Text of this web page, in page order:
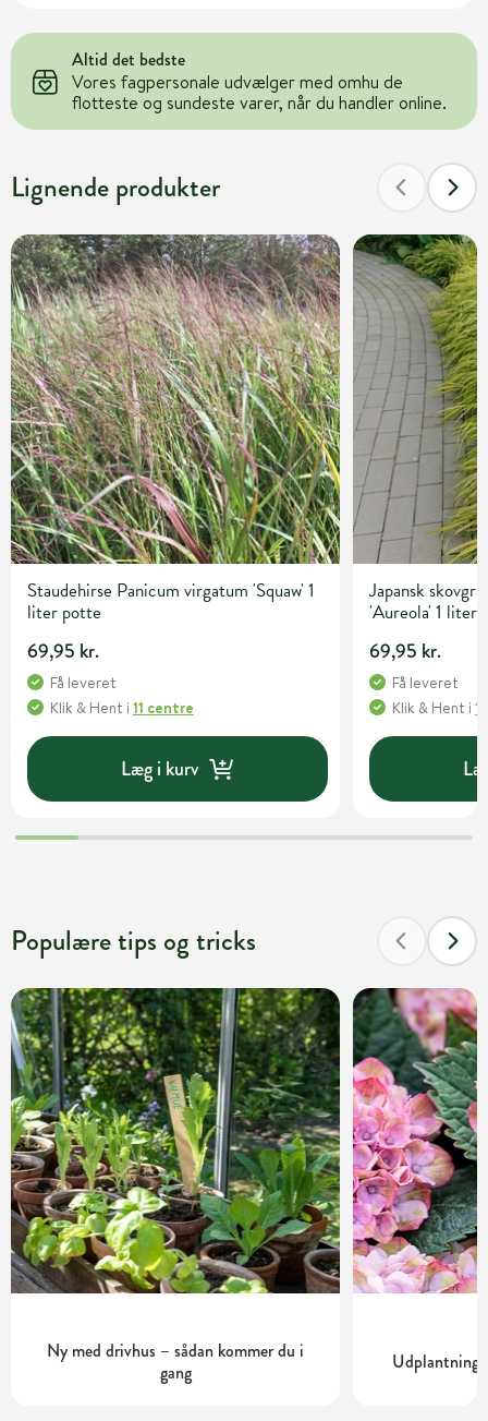
Altid det bedste
Vores fagpersonale udvælger med omhu de
flotteste og sundeste varer, når du handler online.
Lignende produkter
Staudehirse Panicum virgatum 'Squaw' 1
liter potte
69,95 kr.
Få leveret
Klik & Hent i 11 centre
Læg i kurv
Japansk
'Aureola' 1 liter
69,95 kr.
Få leveret
Klik & Hent i
Populære tips og tricks
Ny med drivhus – sådan kommer du i
gang
Udplantning